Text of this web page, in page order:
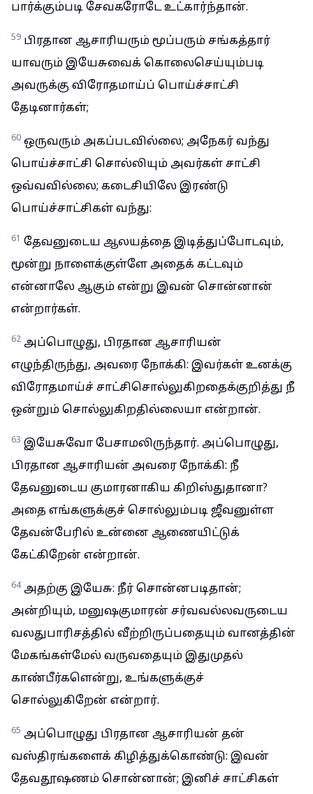
பார்க்கும்படி சேவகரோடே உட்கார்ந்தான்.
59 பிரதான ஆசாரியரும் மூப்பரும் சங்கத்தார்
யாவரும் இயேசுவைக் கொலைசெய்யும்படி
அவருக்கு விரோதமாய்ப் பொய்ச்சாட்சி
தேடினார்கள்;
60 ஒருவரும் அகப்படவில்லை; அநேகர் வந்து
பொய்ச்சாட்சி சொல்லியும் அவர்கள் சாட்சி
ஒவ்வவில்லை; கடைசியிலே இரண்டு
பொய்ச்சாட்சிகள் வந்து:
61 தேவனுடைய ஆலயத்தை இடித்துப்போடவும்,
மூன்று நாளைக்குள்ளே அதைக் கட்டவும்
என்னாலே ஆகும் என்று இவன் சொன்னான்
என்றார்கள்.
62 அப்பொழுது, பிரதான ஆசாரியன்
எழுந்திருந்து, அவரை நோக்கி: இவர்கள் உனக்கு
விரோதமாய்ச் சாட்சிசொல்லுகிறதைக்குறித்து நீ
ஒன்றும் சொல்லுகிறதில்லையா என்றான்.
63 இயேசுவோ பேசாமலிருந்தார். அப்பொழுது,
பிரதான ஆசாரியன் அவரை நோக்கி: நீ
தேவனுடைய குமாரனாகிய கிறிஸ்துதானா?
அதை எங்களுக்குச் சொல்லும்படி ஜீவனுள்ள
தேவன்பேரில் உன்னை ஆணையிட்டுக்
கேட்கிறேன் என்றான்.
64 அதற்கு இயேசு: நீர் சொன்னபடிதான்;
அன்றியும், மனுஷகுமாரன் சர்வவல்லவருடைய
வலதுபாரிசத்தில் வீற்றிருப்பதையும் வானத்தின்
மேகங்கள்மேல் வருவதையும் இதுமுதல்
காண்பீர்களென்று, உங்களுக்குச்
சொல்லுகிறேன் என்றார்.
65 அப்பொழுது பிரதான ஆசாரியன் தன்
வஸ்திரங்களைக் கிழித்துக்கொண்டு: இவன்
தேவதூஷணம் சொன்னான்; இனிச் சாட்சிகள்